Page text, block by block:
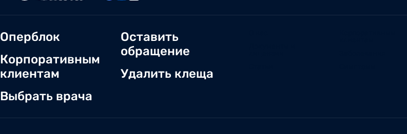
Оперблок
Корпоративным
клиентам
Выбрать врача
Оставить
обращение
Удалить клеща